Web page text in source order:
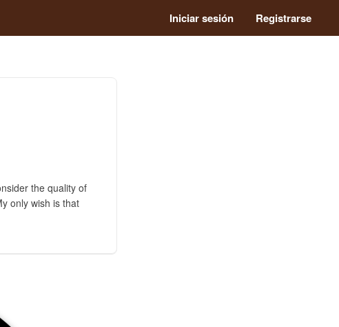
Iniciar sesión Registrarse
the quality of
only wish is that